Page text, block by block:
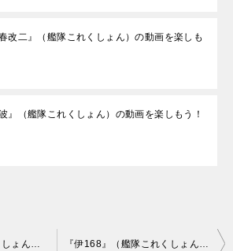
改二』（艦隊これくしょん）の動画を楽しも
』（艦隊これくしょん）の動画を楽しもう！